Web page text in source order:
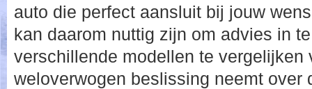
auto die perfect aansluit bij jouw
kan daarom nuttig zijn om advies in
verschillende modellen te vergelijken
weloverwogen beslissing neemt over